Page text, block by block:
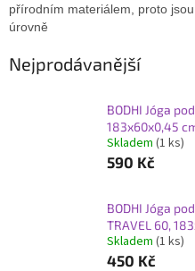
přírodním materiálem, proto
úrovně
Nejprodávanější
BODHI Jóga
183x60x0,45
Skladem (1 ks)
590 Kč
BODHI Jóga
TRAVEL 60,
Skladem (1 ks)
450 Kč